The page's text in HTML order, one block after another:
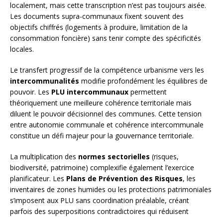
localement, mais cette transcription n’est pas toujours aisée.
Les documents supra-communaux fixent souvent des
objectifs chiffrés (logements à produire, limitation de la
consommation foncière) sans tenir compte des spécificités
locales.
Le transfert progressif de la compétence urbanisme vers les
intercommunalités modifie profondément les équilibres de
pouvoir. Les PLU intercommunaux permettent
théoriquement une meilleure cohérence territoriale mais
diluent le pouvoir décisionnel des communes. Cette tension
entre autonomie communale et cohérence intercommunale
constitue un défi majeur pour la gouvernance territoriale.
La multiplication des normes sectorielles (risques,
biodiversité, patrimoine) complexifie également l’exercice
planificateur. Les Plans de Prévention des Risques, les
inventaires de zones humides ou les protections patrimoniales
s’imposent aux PLU sans coordination préalable, créant
parfois des superpositions contradictoires qui réduisent